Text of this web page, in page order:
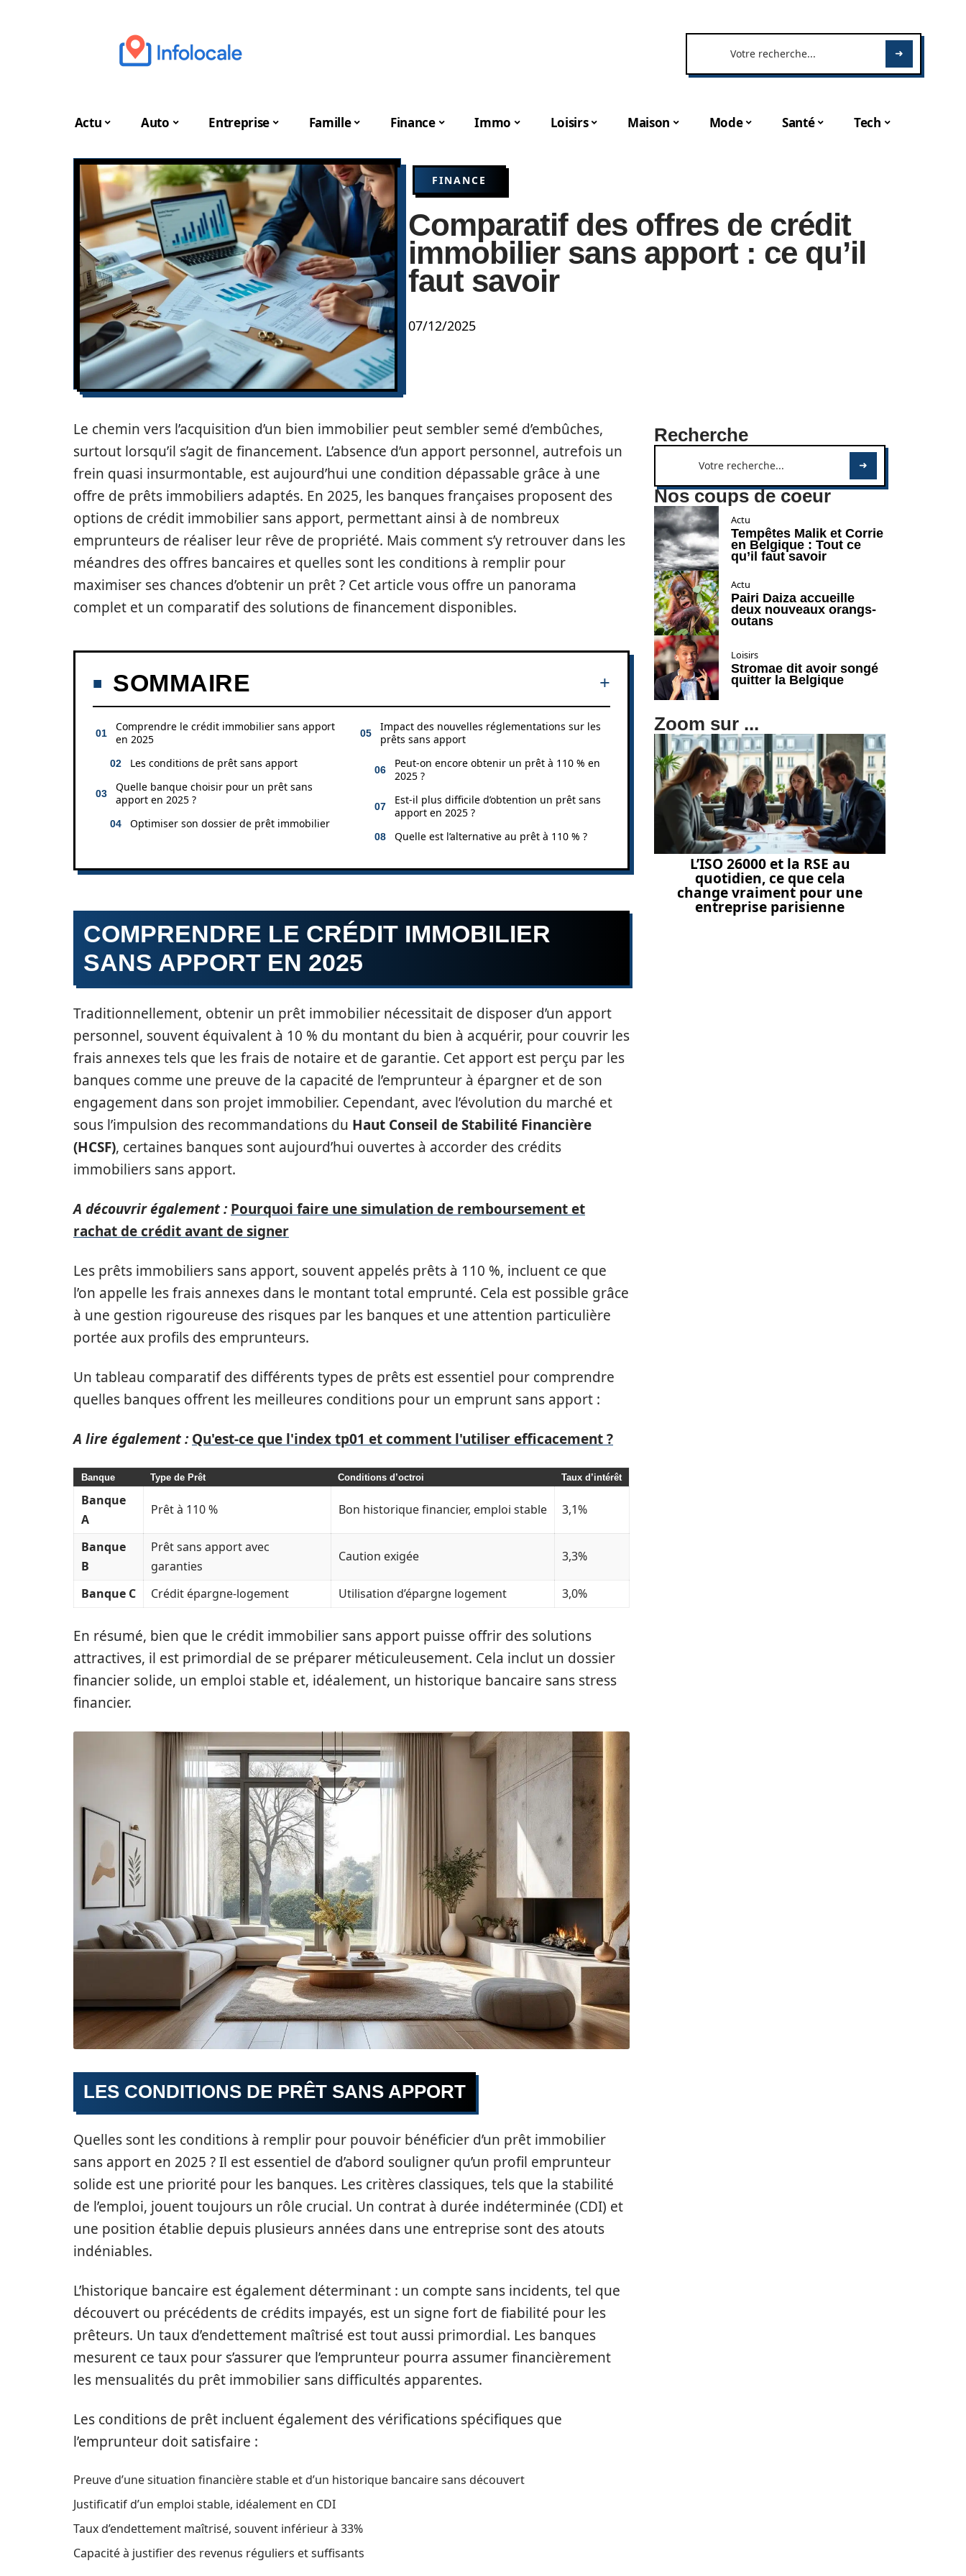
Actu Auto Entreprise Famille Finance Immo Loisirs Maison Mode Santé Tech
FINANCE
Comparatif des offres de crédit
immobilier sans apport : ce qu’il
faut savoir
07/12/2025
Le chemin vers l’acquisition d’un bien immobilier peut sembler semé d’embûches,
surtout lorsqu’il s’agit de financement. L’absence d’un apport personnel, autrefois un
frein quasi insurmontable, est aujourd’hui une condition dépassable grâce à une
offre de prêts immobiliers adaptés. En 2025, les banques françaises proposent des
options de crédit immobilier sans apport, permettant ainsi à de nombreux
emprunteurs de réaliser leur rêve de propriété. Mais comment s’y retrouver dans les
méandres des offres bancaires et quelles sont les conditions à remplir pour
maximiser ses chances d’obtenir un prêt ? Cet article vous offre un panorama
complet et un comparatif des solutions de financement disponibles.
SOMMAIRE
Comprendre le crédit immobilier sans apport
en 2025
Les conditions de prêt sans apport
Quelle banque choisir pour un prêt sans
apport en 2025 ?
Optimiser son dossier de prêt immobilier
Impact des nouvelles réglementations sur les
prêts sans apport
Peut-on encore obtenir un prêt à 110 % en
2025 ?
Est-il plus difficile d’obtention un prêt sans
apport en 2025 ?
Quelle est l’alternative au prêt à 110 % ?
COMPRENDRE LE CRÉDIT IMMOBILIER
SANS APPORT EN 2025
Traditionnellement, obtenir un prêt immobilier nécessitait de disposer d’un apport
personnel, souvent équivalent à 10 % du montant du bien à acquérir, pour couvrir les
frais annexes tels que les frais de notaire et de garantie. Cet apport est perçu par les
banques comme une preuve de la capacité de l’emprunteur à épargner et de son
engagement dans son projet immobilier. Cependant, avec l’évolution du marché et
sous l’impulsion des recommandations du Haut Conseil de Stabilité Financière
(HCSF), certaines banques sont aujourd’hui ouvertes à accorder des crédits
immobiliers sans apport.
A découvrir également : Pourquoi faire une simulation de remboursement et
rachat de crédit avant de signer
Les prêts immobiliers sans apport, souvent appelés prêts à 110 %, incluent ce que
l’on appelle les frais annexes dans le montant total emprunté. Cela est possible grâce
à une gestion rigoureuse des risques par les banques et une attention particulière
portée aux profils des emprunteurs.
Un tableau comparatif des différents types de prêts est essentiel pour comprendre
quelles banques offrent les meilleures conditions pour un emprunt sans apport :
A lire également : Qu'est-ce que l'index tp01 et comment l'utiliser efficacement ?
Banque Type de Prêt Conditions d’octroi Taux d’intérêt
Banque
A
Prêt à 110 % Bon historique financier, emploi stable 3,1%
Banque
B
Prêt sans apport avec
garanties
Caution exigée 3,3%
Banque C Crédit épargne-logement Utilisation d’épargne logement 3,0%
En résumé, bien que le crédit immobilier sans apport puisse offrir des solutions
attractives, il est primordial de se préparer méticuleusement. Cela inclut un dossier
financier solide, un emploi stable et, idéalement, un historique bancaire sans stress
financier.
LES CONDITIONS DE PRÊT SANS APPORT
Quelles sont les conditions à remplir pour pouvoir bénéficier d’un prêt immobilier
sans apport en 2025 ? Il est essentiel de d’abord souligner qu’un profil emprunteur
solide est une priorité pour les banques. Les critères classiques, tels que la stabilité
de l’emploi, jouent toujours un rôle crucial. Un contrat à durée indéterminée (CDI) et
une position établie depuis plusieurs années dans une entreprise sont des atouts
indéniables.
L’historique bancaire est également déterminant : un compte sans incidents, tel que
découvert ou précédents de crédits impayés, est un signe fort de fiabilité pour les
prêteurs. Un taux d’endettement maîtrisé est tout aussi primordial. Les banques
mesurent ce taux pour s’assurer que l’emprunteur pourra assumer financièrement
les mensualités du prêt immobilier sans difficultés apparentes.
Les conditions de prêt incluent également des vérifications spécifiques que
l’emprunteur doit satisfaire :
Preuve d’une situation financière stable et d’un historique bancaire sans découvert
Justificatif d’un emploi stable, idéalement en CDI
Taux d’endettement maîtrisé, souvent inférieur à 33%
Capacité à justifier des revenus réguliers et suffisants
Recherche
Nos coups de coeur
Actu
Tempêtes Malik et Corrie
en Belgique : Tout ce
qu’il faut savoir
Actu
Pairi Daiza accueille
deux nouveaux orangs-
outans
Loisirs
Stromae dit avoir songé
quitter la Belgique
Zoom sur ...
L’ISO 26000 et la RSE au
quotidien, ce que cela
change vraiment pour une
entreprise parisienne